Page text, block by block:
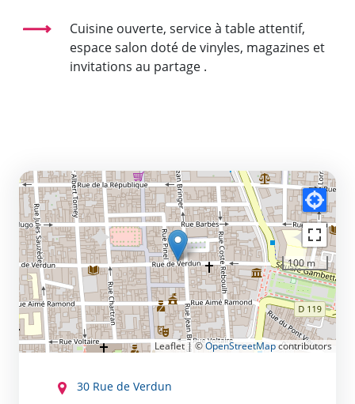
Cuisine ouverte, service à table attentif,
espace salon doté de vinyles, magazines et
invitations au partage .
100 m
Leaflet | ©OpenStreetMapcontributors
30 Rue de Verdun